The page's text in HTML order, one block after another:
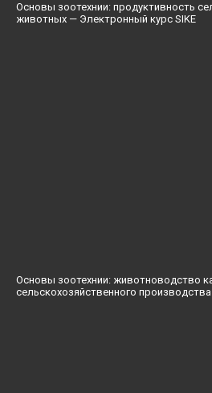
Основы зоотехнии: продуктивность
животных — Электронный курс SIKE
Основы зоотехнии: животноводство
сельскохозяйственного